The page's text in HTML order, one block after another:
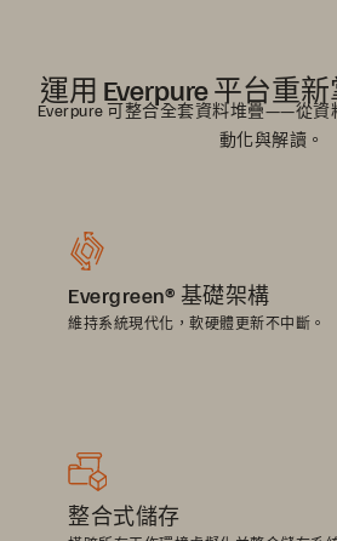
運用 Everpure 平台重
Everpure 可整合全套資料堆疊——從資
動化與解讀。
Evergreen® 基礎架構
維持系統現代化，軟硬體更新不中斷。
整合式儲存